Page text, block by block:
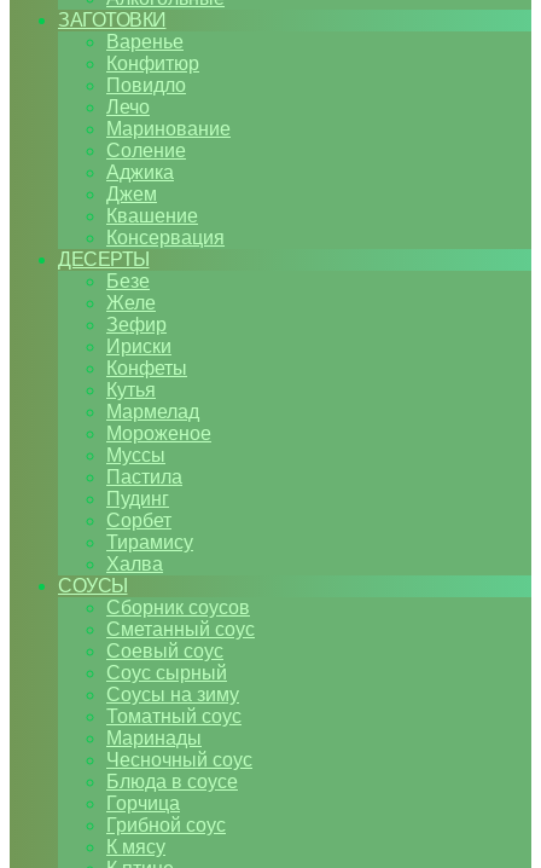
ЗАГОТОВКИ
Варенье
Конфитюр
Повидло
Лечо
Маринование
Соление
Аджика
Джем
Квашение
Консервация
ДЕСЕРТЫ
Безе
Желе
Зефир
Ириски
Конфеты
Кутья
Мармелад
Мороженое
Муссы
Пастила
Пудинг
Сорбет
Тирамису
Халва
СОУСЫ
Сборник соусов
Сметанный соус
Соевый соус
Соус сырный
Соусы на зиму
Томатный соус
Маринады
Чесночный соус
Блюда в соусе
Горчица
Грибной соус
К мясу